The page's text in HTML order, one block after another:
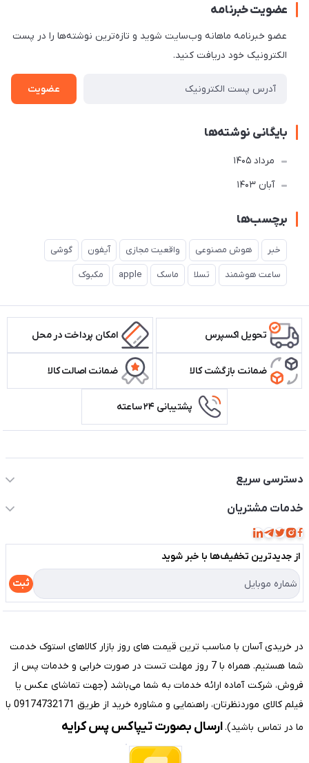
عضویت خبرنامه
عضو خبرنامه ماهانه وب‌سایت شوید و تازه‌ترین نوشته‌ها را در پست
الکترونیک خود دریافت کنید.
عضویت
بایگانی نوشته‌ها
مرداد 1405
آبان 1403
برچسب‌ها
خبر هوش مصنوعی واقعیت مجازی آیفون گوشی
ساعت هوشمند تسلا ماسک apple مکبوک
تحویل اکسپرس امکان پرداخت در محل
ضمانت بازگشت کالا ضمانت اصالت کالا
پشتیبانی ۲۴ ساعته
دسترسی سریع
حساب کاربری
مجله فروشگاه
لیست محصولات
درباره ما
تماس با ما
خدمات مشتریان
قوانین و مقررات
حریم خصوصی
راهنما
از جدید‌ترین تخفیف‌ها با‌ خبر شوید
ثبت
در خریدی آسان با مناسب ترین قیمت های روز بازار کالاهای استوک خدمت
شما هستیم. همراه با 7 روز مهلت تست در صورت خرابی و خدمات پس از
فروش، شرکت آماده ارائه خدمات به شما می‌باشد (جهت تماشای عکس یا
فیلم کالای موردنظرتان، راهنمایی و مشاوره خرید از طریق 09174732171 با
ما در تماس باشید).ارسال بصورت تیپاکس پس کرایه